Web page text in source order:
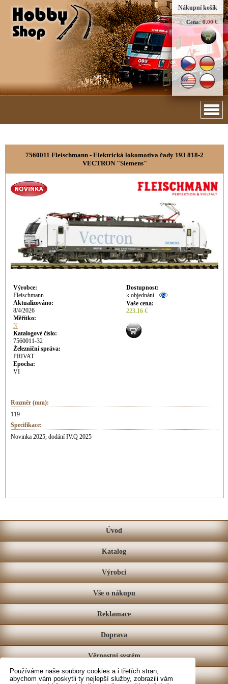
Používáme naše soubory cookies a i třetích stran,
abychom vám poskytli ty nejlepší služby, zobrazili vám
Nákupní košík
Cena: 0.00 €
7560011 Fleischmann - Elektrická lokomotiva řady 193 818-2
VECTRON "Siemens"
Výrobce:
Fleischmann
Aktualizováno:
8/4/2026
Měřítko:
N
Katalogové číslo:
7560011-32
Železniční správa:
PRIVAT
Epocha:
VI
Dostupnost:
k objednání
Vaše cena:
223.16 €
Rozměr (mm):
119
Specifikace:
Novinka 2025, dodání IV.Q 2025
Úvod
Katalog
Výrobci
Vše o nákupu
Reklamace
Doprava
Věrnostní systém
Prodejna